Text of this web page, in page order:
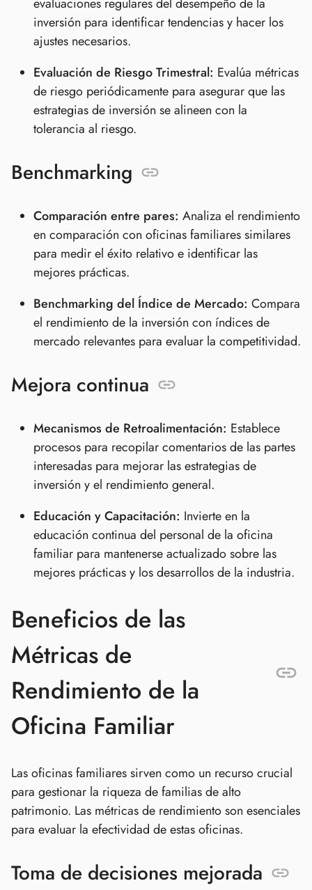
evaluaciones regulares del desempeño de la
inversión para identificar tendencias y hacer los
ajustes necesarios.
Evaluación de Riesgo Trimestral: Evalúa métricas
de riesgo periódicamente para asegurar que las
estrategias de inversión se alineen con la
tolerancia al riesgo.
Benchmarking
Comparación entre pares: Analiza el rendimiento
en comparación con oficinas familiares similares
para medir el éxito relativo e identificar las
mejores prácticas.
Benchmarking del Índice de Mercado: Compara
el rendimiento de la inversión con índices de
mercado relevantes para evaluar la competitividad.
Mejora continua
Mecanismos de Retroalimentación: Establece
procesos para recopilar comentarios de las partes
interesadas para mejorar las estrategias de
inversión y el rendimiento general.
Educación y Capacitación: Invierte en la
educación continua del personal de la oficina
familiar para mantenerse actualizado sobre las
mejores prácticas y los desarrollos de la industria.
Beneficios de las
Métricas de
Rendimiento de la
Oficina Familiar
Las oficinas familiares sirven como un recurso crucial
para gestionar la riqueza de familias de alto
patrimonio. Las métricas de rendimiento son esenciales
para evaluar la efectividad de estas oficinas.
Toma de decisiones mejorada